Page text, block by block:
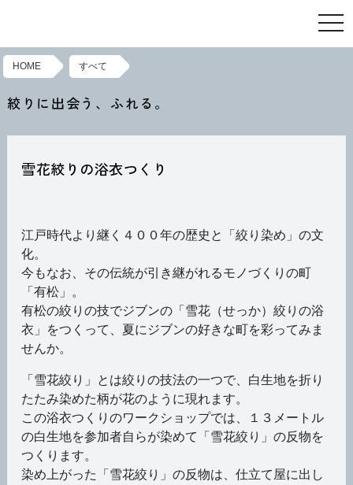
HOME すべて
絞りに出会う、ふれる。
雪花絞りの浴衣つくり
江戸時代より継く４００年の歴史と「絞り染め」の文
化。
今もなお、その伝統が引き継がれるモノづくりの町
「有松」。
有松の絞りの技でジブンの「雪花（せっか）絞りの浴
衣」をつくって、夏にジブンの好きな町を彩ってみま
せんか。
「雪花絞り」とは絞りの技法の一つで、白生地を折り
たたみ染めた柄が花のように現れます。
この浴衣つくりのワークショップでは、１３メートル
の白生地を参加者自らが染めて「雪花絞り」の反物を
つくります。
染め上がった「雪花絞り」の反物は、仕立て屋に出し